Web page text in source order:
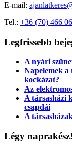
E-mail:
Tel.: +36 (70) 466
Legfrissebb
A nyári
Napelemek a
kockázat?
Az
A társasházi
csapdái
A
Légy naprakész!